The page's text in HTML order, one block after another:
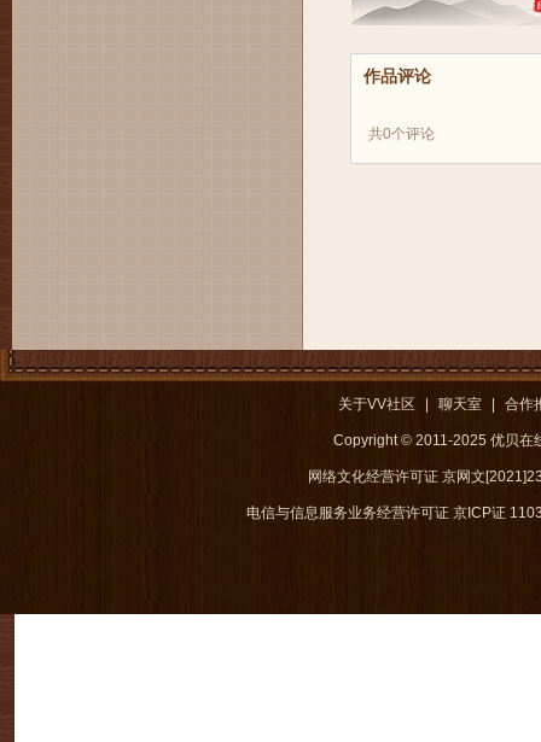
作品评论
共0个评论
关于VV社区 聊天室 合作
Copyright © 2011-2025 优贝在
网络文化经营许可证 京网文
电信与信息服务业务经营许可证 京ICP证